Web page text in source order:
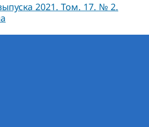
2021. Том. 17. № 2.